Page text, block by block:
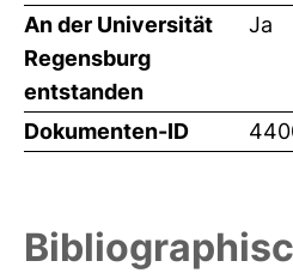
An der Universität
Regensburg
entstanden
Ja
Dokumenten-ID